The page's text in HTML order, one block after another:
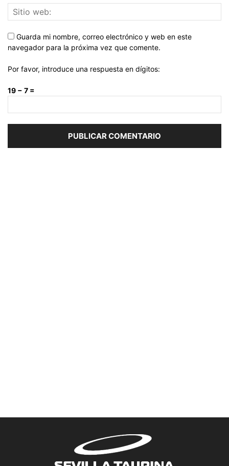
Guarda mi nombre, correo electrónico y web en este
navegador para la próxima vez que comente.
Por favor, introduce una respuesta en dígitos:
19 − 7 =